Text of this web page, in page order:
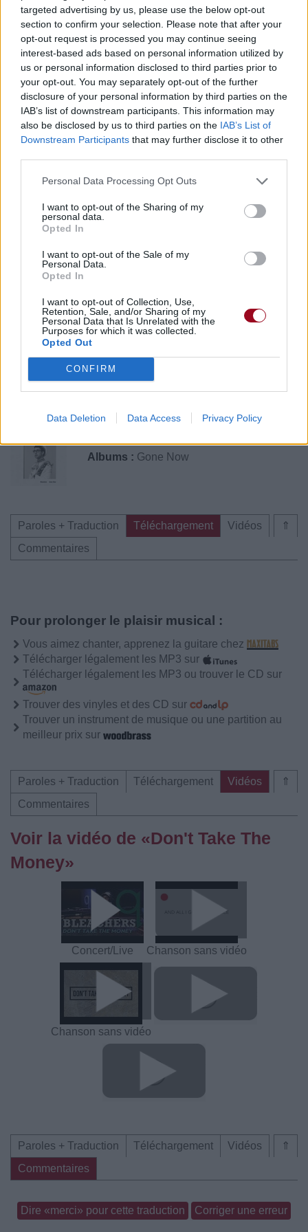
targeted advertising by us, please use the below opt-out
section to confirm your selection. Please note that after your
opt-out request is processed you may continue seeing
interest-based ads based on personal information utilized by
us or personal information disclosed to third parties prior to
your opt-out. You may separately opt-out of the further
disclosure of your personal information by third parties on the
IAB’s list of downstream participants. This information may
also be disclosed by us to third parties on the IAB’s List of
Downstream Participants that may further disclose it to other
Personal Data Processing Opt Outs
I want to opt-out of the Sharing of my
personal data.
Opted In
I want to opt-out of the Sale of my
Personal Data.
Opted In
I want to opt-out of Collection, Use,
Retention, Sale, and/or Sharing of my
Personal Data that Is Unrelated with the
Purposes for which it was collected.
Opted Out
CONFIRM
Data Deletion Data Access Privacy Policy
Juste, ne prends pas l’argent
Just don’t take the money
Juste, ne prends pas l’argent
Just don’t take the money
Juste, ne prends pas l’argent
Just don’t take the money
Juste, ne prends pas l’argent
Albums : Gone Now
⇑
Paroles + Traduction Téléchargement
Vidéos
Commentaires
Pour prolonger le plaisir musical :
Vous aimez chanter, apprenez la guitare chez
Télécharger légalement les MP3 sur
Télécharger légalement les MP3 ou trouver le CD sur
Trouver des vinyles et des CD sur
Trouver un instrument de musique ou une partition au
meilleur prix sur
⇑
Paroles + Traduction Téléchargement
Vidéos
Commentaires
Voir la vidéo de «Don't Take The
Money»
Concert/Live Chanson sans vidéo
Chanson sans vidéo
⇑
Paroles + Traduction Téléchargement
Vidéos
Commentaires
Dire «merci» pour cette traduction Corriger une erreur